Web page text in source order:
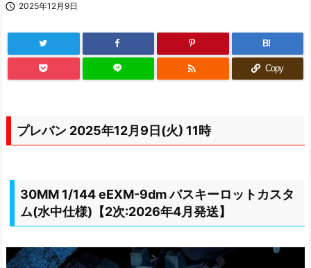
 2025年12月9日
B!
 Copy
プレバン 2025年12月9日(火) 11時
30MM 1/144 eEXM-9dm バスキーロットカスタ
ム(水中仕様)【2次:2026年4月発送】